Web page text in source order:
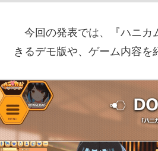
今回の発表では、『ハニカ
きるデモ版や、ゲーム内容を